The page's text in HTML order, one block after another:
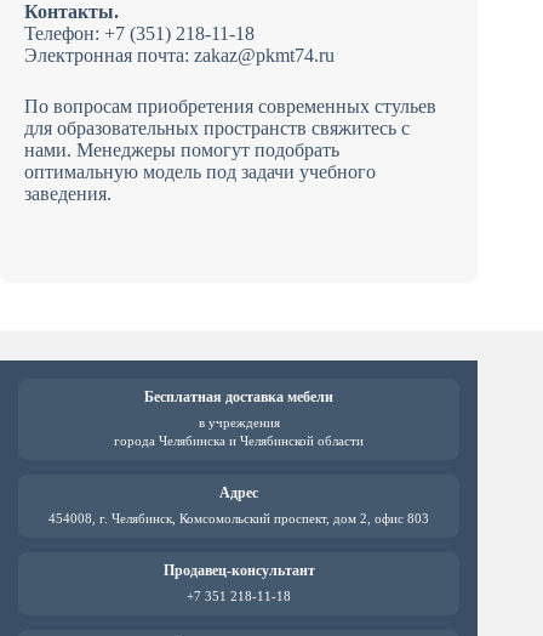
Контакты.
Телефон: +7 (351) 218-11-18
Электронная почта: zakaz@pkmt74.ru
По вопросам приобретения современных стульев
для образовательных пространств свяжитесь с
нами. Менеджеры помогут подобрать
оптимальную модель под задачи учебного
заведения.
Бесплатная доставка мебели
в учреждения
города Челябинска и Челябинской области
Адрес
454008, г. Челябинск, Комсомольский проспект, дом 2, офис 803
Продавец-консультант
+7 351 218-11-18